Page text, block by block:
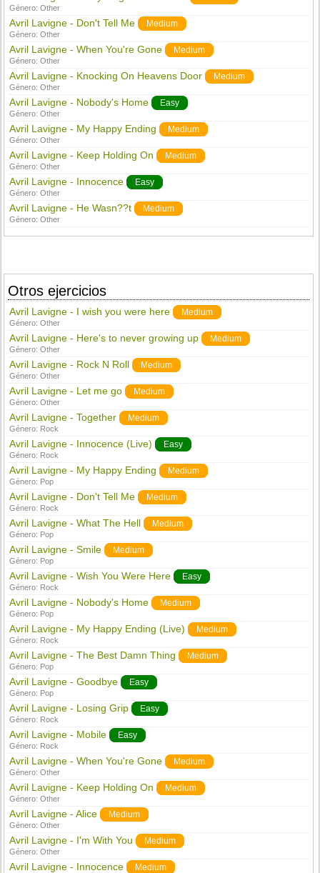
Género:Other
Avril Lavigne - Don't Tell Me Medium
Género:Other
Avril Lavigne - When You're Gone Medium
Género:Other
Avril Lavigne - Knocking On Heavens Door Medium
Género:Other
Avril Lavigne - Nobody's Home Easy
Género:Other
Avril Lavigne - My Happy Ending Medium
Género:Other
Avril Lavigne - Keep Holding On Medium
Género:Other
Avril Lavigne - Innocence Easy
Género:Other
Avril Lavigne - He Wasn??t Medium
Género:Other
Otros ejercicios
Avril Lavigne - I wish you were here Medium
Género:Other
Avril Lavigne - Here's to never growing up Medium
Género:Other
Avril Lavigne - Rock N Roll Medium
Género:Other
Avril Lavigne - Let me go Medium
Género:Other
Avril Lavigne - Together Medium
Género: Rock
Avril Lavigne - Innocence (Live) Easy
Género: Rock
Avril Lavigne - My Happy Ending Medium
Género: Pop
Avril Lavigne - Don't Tell Me Medium
Género: Rock
Avril Lavigne - What The Hell Medium
Género: Pop
Avril Lavigne - Smile Medium
Género: Pop
Avril Lavigne - Wish You Were Here Easy
Género: Rock
Avril Lavigne - Nobody's Home Medium
Género: Pop
Avril Lavigne - My Happy Ending (Live) Medium
Género: Rock
Avril Lavigne - The Best Damn Thing Medium
Género: Pop
Avril Lavigne - Goodbye Easy
Género: Pop
Avril Lavigne - Losing Grip Easy
Género: Rock
Avril Lavigne - Mobile Easy
Género: Rock
Avril Lavigne - When You're Gone Medium
Género:Other
Avril Lavigne - Keep Holding On Medium
Género:Other
Avril Lavigne - Alice Medium
Género:Other
Avril Lavigne - I'm With You Medium
Género:Other
Avril Lavigne - Innocence Medium